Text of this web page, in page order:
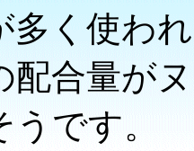
多く使わ
配合量が
です。